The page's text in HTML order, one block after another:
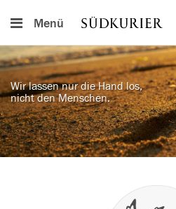
Menü
Wir lassen nur die Hand los,
nicht den Menschen.